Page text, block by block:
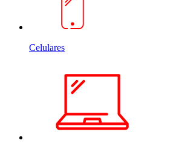
Celulares